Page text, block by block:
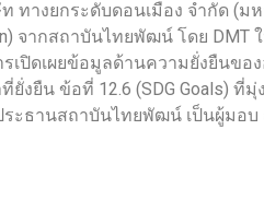
ทางยกระดับดอนเมือง จํากัด (
จากสถาบันไทยพัฒน์ โดย
รเปิดเผยข้อมูลด้านความยั่งยืนข
ยืน ข้อที่ 12.6 (SDG Goals) ที่
ะธานสถาบันไทยพัฒน์ เป็นผู้มอ